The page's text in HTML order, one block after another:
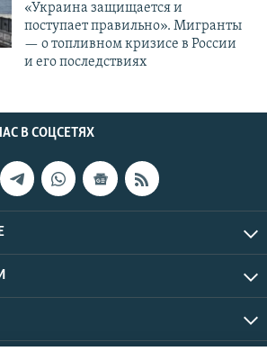
«Украина защищается и
поступает правильно». Мигранты
— о топливном кризисе в России
и его последствиях
В СОЦСЕТЯХ